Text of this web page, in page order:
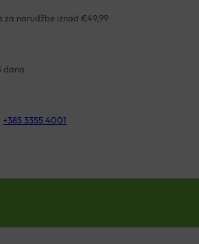
za narudžbe iznad €49,99
dana
+385 3355 4001